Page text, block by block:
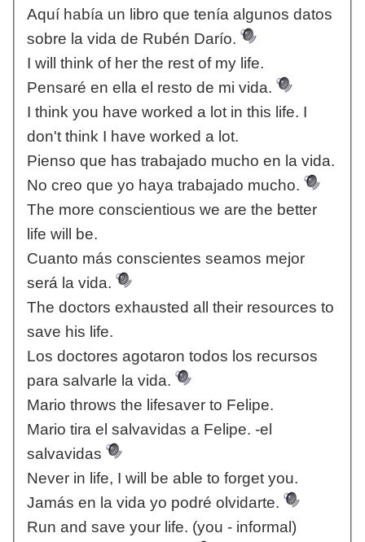
Aquí había un libro que tenía algunos datos
sobre la vida de Rubén Darío.
I will think of her the rest of my life.
Pensaré en ella el resto de mi vida.
I think you have worked a lot in this life. I
don't think I have worked a lot.
Pienso que has trabajado mucho en la vida.
No creo que yo haya trabajado mucho.
The more conscientious we are the better
life will be.
Cuanto más conscientes seamos mejor
será la vida.
The doctors exhausted all their resources to
save his life.
Los doctores agotaron todos los recursos
para salvarle la vida.
Mario throws the lifesaver to Felipe.
Mario tira el salvavidas a Felipe. -el
salvavidas
Never in life, I will be able to forget you.
Jamás en la vida yo podré olvidarte.
Run and save your life. (you - informal)